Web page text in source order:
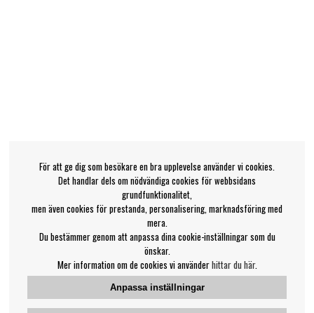
För att ge dig som besökare en bra upplevelse använder vi cookies.
Det handlar dels om nödvändiga cookies för webbsidans
grundfunktionalitet,
men även cookies för prestanda, personalisering, marknadsföring med
mera.
Du bestämmer genom att anpassa dina cookie-inställningar som du
önskar.
Mer information om de cookies vi använderhittar du här.
Anpassa inställningar